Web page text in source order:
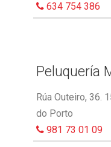
634 754 386
Peluquería
Rúa Outeiro, 36.
do Porto
981 73 01 09